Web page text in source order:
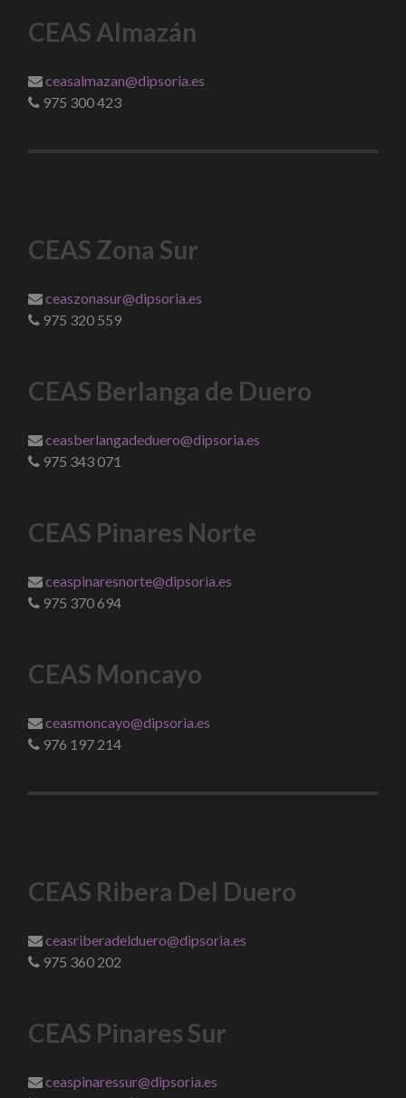
CEAS Almazán
ceasalmazan@dipsoria.es
975 300 423
CEAS Zona Sur
ceaszonasur@dipsoria.es
975 320 559
CEAS Berlanga de Duero
ceasberlangadeduero@dipsoria.es
975 343 071
CEAS Pinares Norte
ceaspinaresnorte@dipsoria.es
975 370 694
CEAS Moncayo
ceasmoncayo@dipsoria.es
976 197 214
CEAS Ribera Del Duero
ceasriberadelduero@dipsoria.es
975 360 202
CEAS Pinares Sur
ceaspinaressur@dipsoria.es